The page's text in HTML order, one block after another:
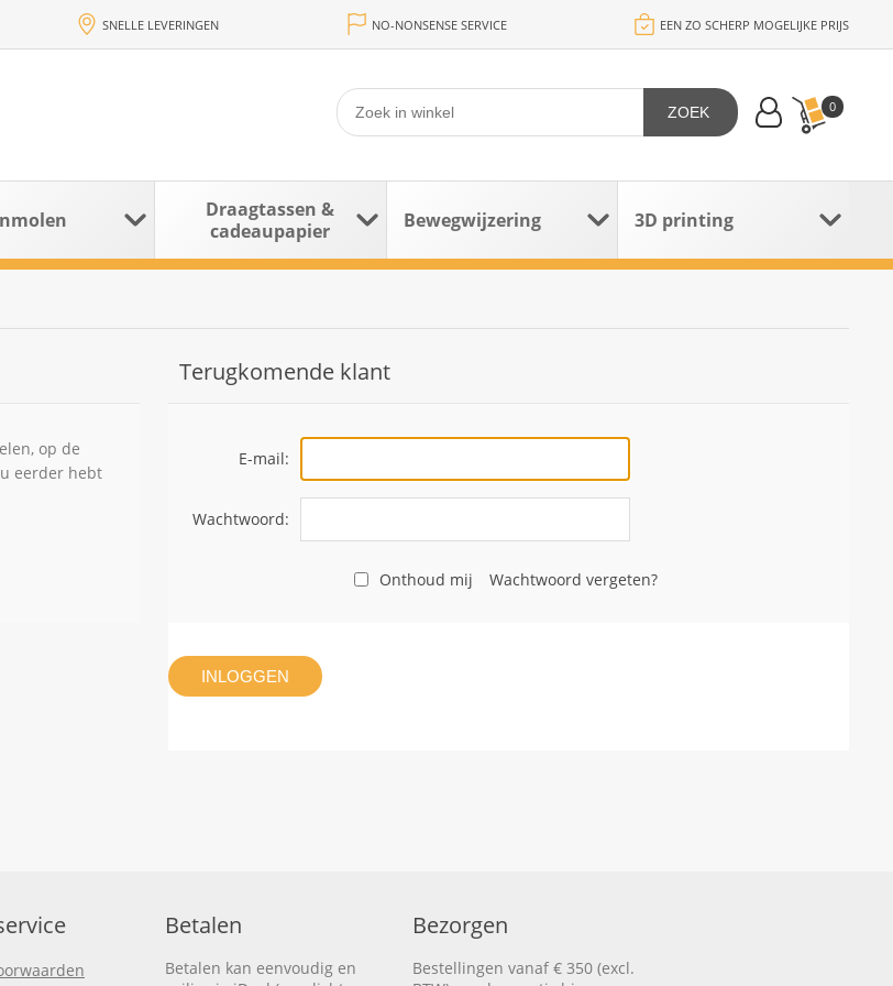
SNELLE LEVERINGEN NO-NONSENSE SERVICE EEN ZO SCHERP MOGELIJKE PRIJS
0
ZOEK
Draagtassen &
cadeaupapier
Bewegwijzering 3D printing
op de
eerder hebt
Terugkomende klant
E-mail:
Wachtwoord:
Onthoud mij Wachtwoord vergeten?
INLOGGEN
Betalen
Betalen kan eenvoudig en
Bezorgen
Bestellingen vanaf € 350 (excl.